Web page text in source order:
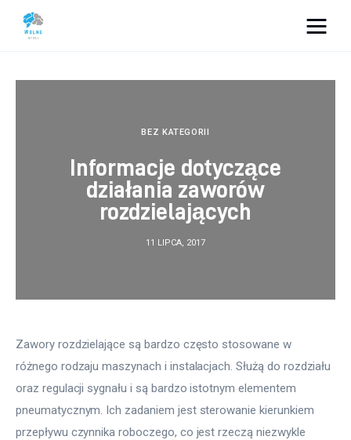
Dom i ogród
Więcej
BEZ KATEGORII
Informacje dotyczące
działania zaworów
rozdzielających
11 LIPCA, 2017
Zawory rozdzielające są bardzo często stosowane w
różnego rodzaju maszynach i instalacjach. Służą do rozdziału
oraz regulacji sygnału i są bardzo istotnym elementem
pneumatycznym. Ich zadaniem jest sterowanie kierunkiem
przepływu czynnika roboczego, co jest rzeczą niezwykle